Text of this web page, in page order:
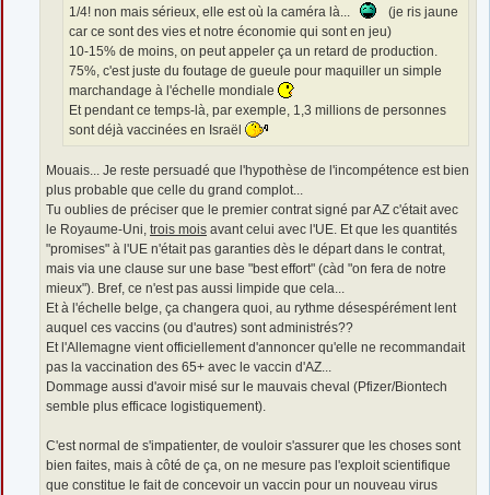
1/4! non mais sérieux, elle est où la caméra là...
(je ris jaune
car ce sont des vies et notre économie qui sont en jeu)
10-15% de moins, on peut appeler ça un retard de production.
75%, c'est juste du foutage de gueule pour maquiller un simple
marchandage à l'échelle mondiale
Et pendant ce temps-là, par exemple, 1,3 millions de personnes
sont déjà vaccinées en Israël
Mouais... Je reste persuadé que l'hypothèse de l'incompétence est bien
plus probable que celle du grand complot...
Tu oublies de préciser que le premier contrat signé par AZ c'était avec
le Royaume-Uni, trois mois avant celui avec l'UE. Et que les quantités
"promises" à l'UE n'était pas garanties dès le départ dans le contrat,
mais via une clause sur une base "best effort" (càd "on fera de notre
mieux"). Bref, ce n'est pas aussi limpide que cela...
Et à l'échelle belge, ça changera quoi, au rythme désespérément lent
auquel ces vaccins (ou d'autres) sont administrés??
Et l'Allemagne vient officiellement d'annoncer qu'elle ne recommandait
pas la vaccination des 65+ avec le vaccin d'AZ...
Dommage aussi d'avoir misé sur le mauvais cheval (Pfizer/Biontech
semble plus efficace logistiquement).
C'est normal de s'impatienter, de vouloir s'assurer que les choses sont
bien faites, mais à côté de ça, on ne mesure pas l'exploit scientifique
que constitue le fait de concevoir un vaccin pour un nouveau virus